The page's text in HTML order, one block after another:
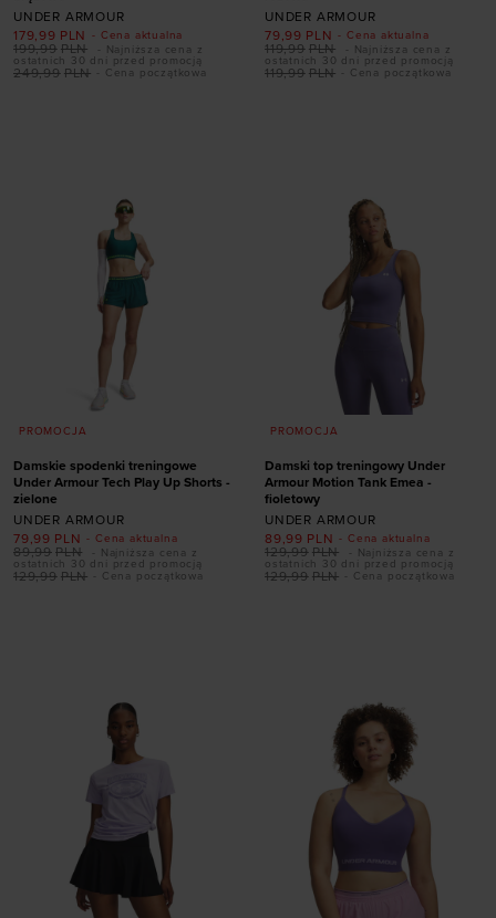
UNDER ARMOUR
- Cena aktualna
179,99 PLN
- Cena początkowa
249,99 PLN
199,99 PLN
- Najniższa cena z
ostatnich 30 dni przed promocją
UNDER ARMOUR
- Cena aktualna
79,99 PLN
- Cena początkowa
119,99 PLN
119,99 PLN
- Najniższa cena z
ostatnich 30 dni przed promocją
PROMOCJA
Damskie spodenki treningowe
Under Armour Tech Play Up Shorts -
zielone
UNDER ARMOUR
- Cena aktualna
79,99 PLN
- Cena początkowa
129,99 PLN
89,99 PLN
- Najniższa cena z
ostatnich 30 dni przed promocją
PROMOCJA
Damski top treningowy Under
Armour Motion Tank Emea -
fioletowy
UNDER ARMOUR
- Cena aktualna
89,99 PLN
- Cena początkowa
129,99 PLN
129,99 PLN
- Najniższa cena z
ostatnich 30 dni przed promocją